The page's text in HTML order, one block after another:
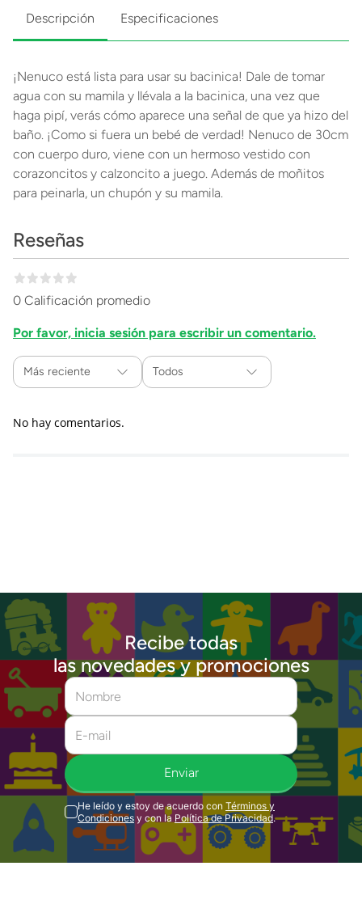
Descripción Especificaciones
¡Nenuco está lista para usar su bacinica! Dale de tomar
agua con su mamila y llévala a la bacinica, una vez que
haga pipí, verás cómo aparece una señal de que ya hizo del
baño. ¡Como si fuera un bebé de verdad! Nenuco de 30cm
con cuerpo duro, viene con un hermoso vestido con
corazoncitos y calzoncito a juego. Además de moñitos
para peinarla, un chupón y su mamila.
Reseñas
0 Calificación promedio
Por favor, inicia sesión para escribir un comentario.
Más reciente Todos
No hay comentarios.
Recibe todas
las novedades y promociones
Enviar
He leído y estoy de acuerdo con Términos y
Condiciones y con la Política de Privacidad.